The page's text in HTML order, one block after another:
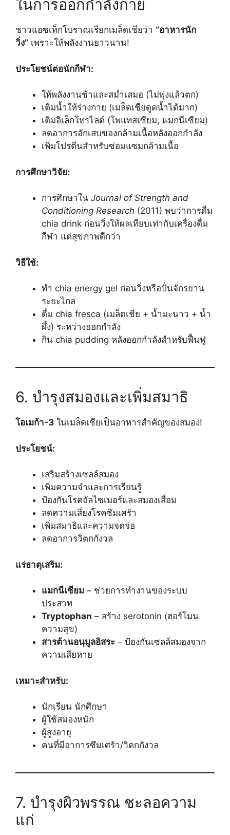
ในการออกกำลังกาย
ชาวแอซเท็กโบราณเรียกเมล็ดเชียว่า “อาหารนัก
วิ่ง” เพราะให้พลังงานยาวนาน!
ประโยชน์ต่อนักกีฬา:
ให้พลังงานช้าและสม่ำเสมอ (ไม่พุ่งแล้วตก)
เติมน้ำให้ร่างกาย (เมล็ดเชียดูดน้ำได้มาก)
เติมอิเล็กโทรไลต์ (โพแทสเซียม, แมกนีเซียม)
ลดอาการอักเสบของกล้ามเนื้อหลังออกกำลัง
เพิ่มโปรตีนสำหรับซ่อมแซมกล้ามเนื้อ
การศึกษาวิจัย:
การศึกษาใน Journal of Strength and
Conditioning Research (2011) พบว่าการดื่ม
chia drink ก่อนวิ่งให้ผลเทียบเท่ากับเครื่องดื่ม
กีฬา แต่สุขภาพดีกว่า
วิธีใช้:
ทำ chia energy gel ก่อนวิ่งหรือปั่นจักรยาน
ระยะไกล
ดื่ม chia fresca (เมล็ดเชีย + น้ำมะนาว + น้ำ
ผึ้ง) ระหว่างออกกำลัง
กิน chia pudding หลังออกกำลังสำหรับฟื้นฟู
6. บำรุงสมองและเพิ่มสมาธิ
โอเมก้า-3 ในเมล็ดเชียเป็นอาหารสำคัญของสมอง!
ประโยชน์:
เสริมสร้างเซลล์สมอง
เพิ่มความจำและการเรียนรู้
ป้องกันโรคอัลไซเมอร์และสมองเสื่อม
ลดความเสี่ยงโรคซึมเศร้า
เพิ่มสมาธิและความจดจ่อ
ลดอาการวิตกกังวล
แร่ธาตุเสริม:
แมกนีเซียม – ช่วยการทำงานของระบบ
ประสาท
Tryptophan – สร้าง serotonin (ฮอร์โมน
ความสุข)
สารต้านอนุมูลอิสระ – ป้องกันเซลล์สมองจาก
ความเสียหาย
เหมาะสำหรับ:
นักเรียน นักศึกษา
ผู้ใช้สมองหนัก
ผู้สูงอายุ
คนที่มีอาการซึมเศร้า/วิตกกังวล
7. บำรุงผิวพรรณ ชะลอความ
แก่